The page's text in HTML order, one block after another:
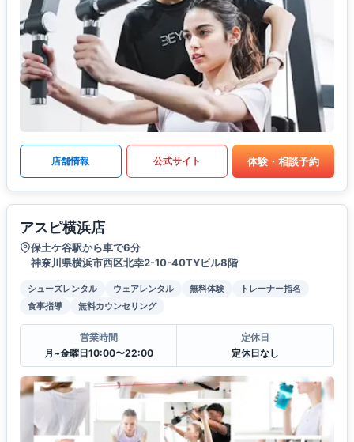
店舗情報 公式サイト 体験・相談予約
アスピ横浜店
保土ケ谷駅から車で6分
神奈川県横浜市西区北幸2-10-40TYビル8階
シューズレンタル ウェアレンタル 無料体験
トレーナー指名
食事指導
無料カウンセリング
営業時間
月~金曜日10:00〜22:00
定休日
定休日なし